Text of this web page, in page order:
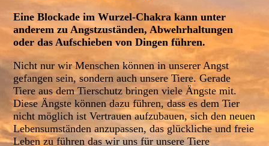
Eine Blockade im Wurzel-Chakra kann unter
anderem zu Angstzuständen, Abwehrhaltungen
oder das Aufschieben von Dingen führen.
Nicht nur wir Menschen können in unserer Angst
gefangen sein, sondern auch unsere Tiere. Gerade
Tiere aus dem Tierschutz bringen viele Ängste mit.
Diese Ängste können dazu führen, dass es dem Tier
nicht möglich ist Vertrauen aufzubauen, sich den neuen
Lebensumständen anzupassen, das glückliche und freie
Leben zu führen das wir uns für unsere Tiere